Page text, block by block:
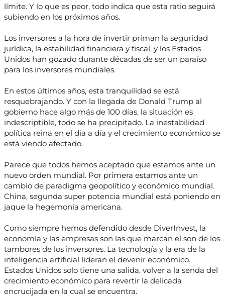
límite. Y lo que es peor, todo indica que esta ratio seguirá
subiendo en los próximos años.
Los inversores a la hora de invertir priman la seguridad
jurídica, la estabilidad financiera y fiscal, y los Estados
Unidos han gozado durante décadas de ser un paraíso
para los inversores mundiales.
En estos últimos años, esta tranquilidad se está
resquebrajando. Y con la llegada de Donald Trump al
gobierno hace algo más de 100 días, la situación es
indescriptible, todo se ha precipitado. La inestabilidad
política reina en el día a día y el crecimiento económico se
está viendo afectado.
Parece que todos hemos aceptado que estamos ante un
nuevo orden mundial. Por primera estamos ante un
cambio de paradigma geopolítico y económico mundial.
China, segunda super potencia mundial está poniendo en
jaque la hegemonía americana.
Como siempre hemos defendido desde DiverInvest, la
economía y las empresas son las que marcan el son de los
tambores de los inversores. La tecnología y la era de la
inteligencia artificial lideran el devenir económico.
Estados Unidos solo tiene una salida, volver a la senda del
crecimiento económico para revertir la delicada
encrucijada en la cual se encuentra.